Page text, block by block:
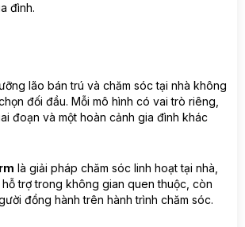
đình.
lão bán trú và chăm sóc tại nhà không
đối đầu. Mỗi mô hình có vai trò riêng,
đoạn và một hoàn cảnh gia đình khác
là giải pháp chăm sóc linh hoạt tại nhà,
trợ trong không gian quen thuộc, còn
đồng hành trên hành trình chăm sóc.